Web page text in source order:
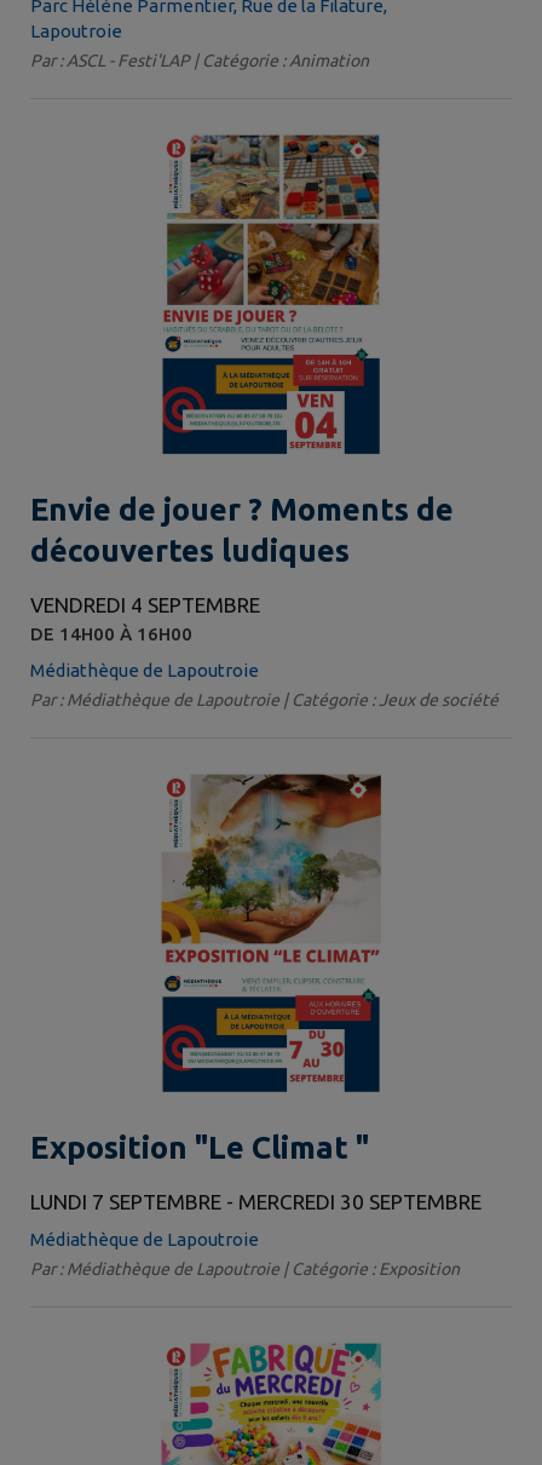
Parc Hélène Parmentier, Rue de la Filature,
Lapoutroie
Par : ASCL - Festi'LAP | Catégorie : Animation
Envie de jouer ? Moments de
découvertes ludiques
VENDREDI 4 SEPTEMBRE
DE 14H00 À 16H00
Médiathèque de Lapoutroie
Par : Médiathèque de Lapoutroie | Catégorie : Jeux de société
Exposition "Le Climat "
LUNDI 7 SEPTEMBRE - MERCREDI 30 SEPTEMBRE
Médiathèque de Lapoutroie
Par : Médiathèque de Lapoutroie | Catégorie : Exposition